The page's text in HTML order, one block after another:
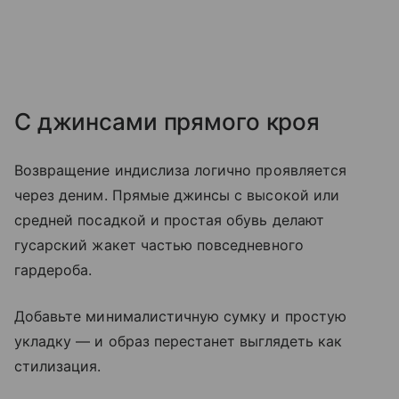
С джинсами прямого кроя
Возвращение индислиза логично проявляется
через деним. Прямые джинсы с высокой или
средней посадкой и простая обувь делают
гусарский жакет частью повседневного
гардероба.
Добавьте минималистичную сумку и простую
укладку — и образ перестанет выглядеть как
стилизация.